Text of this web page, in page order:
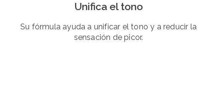
Unifica el tono
Su fórmula ayuda a unificar el tono y a reducir la
sensación de picor.